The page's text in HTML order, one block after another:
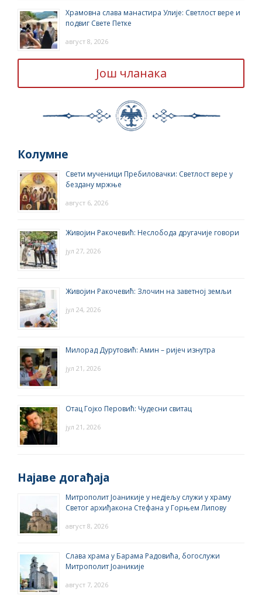
Храмовна слава манастира Улије: Светлост вере и
подвиг Свете Петке
август 8, 2026
Још чланака
Колумне
Свети мученици Пребиловачки: Светлост вере у
бездану мржње
август 6, 2026
Живојин Ракочевић: Неслобода другачије говори
јул 27, 2026
Живојин Ракочевић: Злочин на заветној земљи
јул 24, 2026
Милорад Дурутовић: Амин – ријеч изнутра
јул 21, 2026
Отац Гојко Перовић: Чудесни свитац
јул 21, 2026
Најаве догађаја
Митрополит Јоаникије у недјељу служи у храму
Светог архиђакона Стефана у Горњем Липову
август 8, 2026
Слава храма у Барама Радовића, богослужи
Митрополит Јоаникије
август 7, 2026